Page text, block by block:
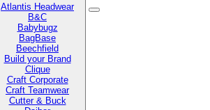
Atlantis Headwear
B&C
Babybugz
BagBase
Beechfield
Build your Brand
Clique
Craft Corporate
Craft Teamwear
Cutter & Buck